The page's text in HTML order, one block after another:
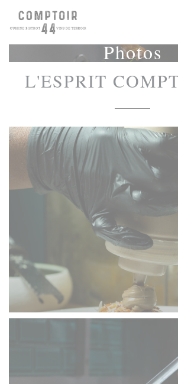
Personnalisation de vos choix en
Photos
L'ESPRIT